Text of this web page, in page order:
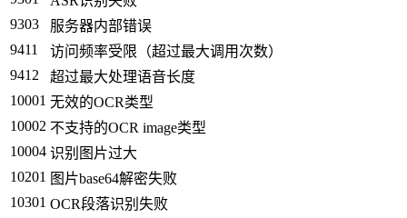
9303
服务器内部错误
9411
访问频率受限（超过最大调用次数）
9412
超过最大处理语音长度
10001 无效的OCR类型
10002 不支持的OCR image类型
10004 识别图片过大
10201 图片base64解密失败
10301 OCR段落识别失败